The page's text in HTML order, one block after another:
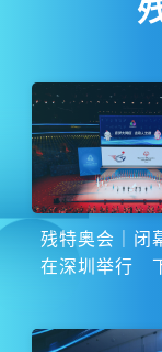
残特奥会｜闭
在深圳举行